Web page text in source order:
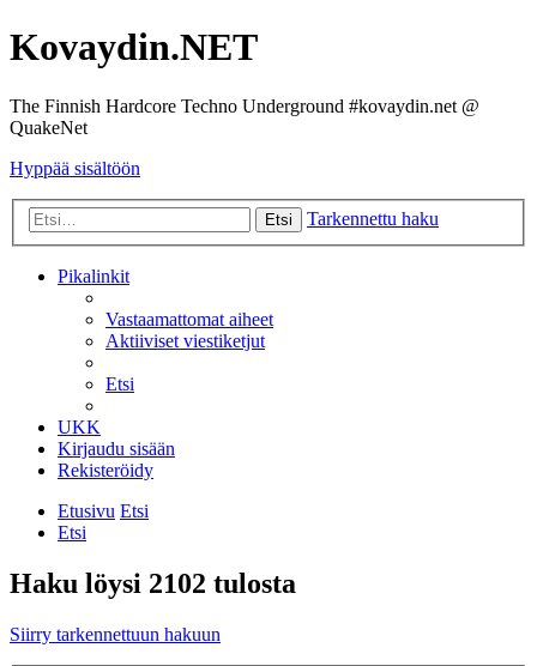
Kovaydin.NET
The Finnish Hardcore Techno Underground #kovaydin.net @
QuakeNet
Hyppää sisältöön
Etsi Tarkennettu haku
Pikalinkit
Vastaamattomat aiheet
Aktiiviset viestiketjut
Etsi
UKK
Kirjaudu sisään
Rekisteröidy
Etusivu Etsi
Etsi
Haku löysi 2102 tulosta
Siirry tarkennettuun hakuun